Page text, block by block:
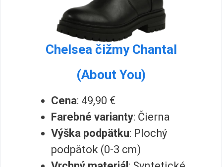
Chelsea čižmy Chantal
(About You)
Cena: 49,90 €
Farebné varianty: Čierna
Výška podpätku: Plochý
podpätok (0-3 cm)